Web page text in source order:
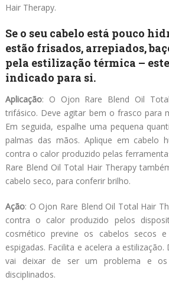
Hair Therapy.
Se o seu cabelo está pouco
estão frisados, arrepiados,
pela estilização térmica –
indicado para si.
Aplicação: O Ojon Rare Blend Oil
trifásico. Deve agitar bem o frasco para
Em seguida, espalhe uma pequena
palmas das mãos. Aplique em cabelo
contra o calor produzido pelas
Rare Blend Oil Total Hair Therapy
cabelo seco, para conferir brilho.
Ação: O Ojon Rare Blend Oil Total Hair
contra o calor produzido pelos
cosmético previne os cabelos secos
espigadas. Facilita e acelera a
vai deixar de ser um problema e os
disciplinados.